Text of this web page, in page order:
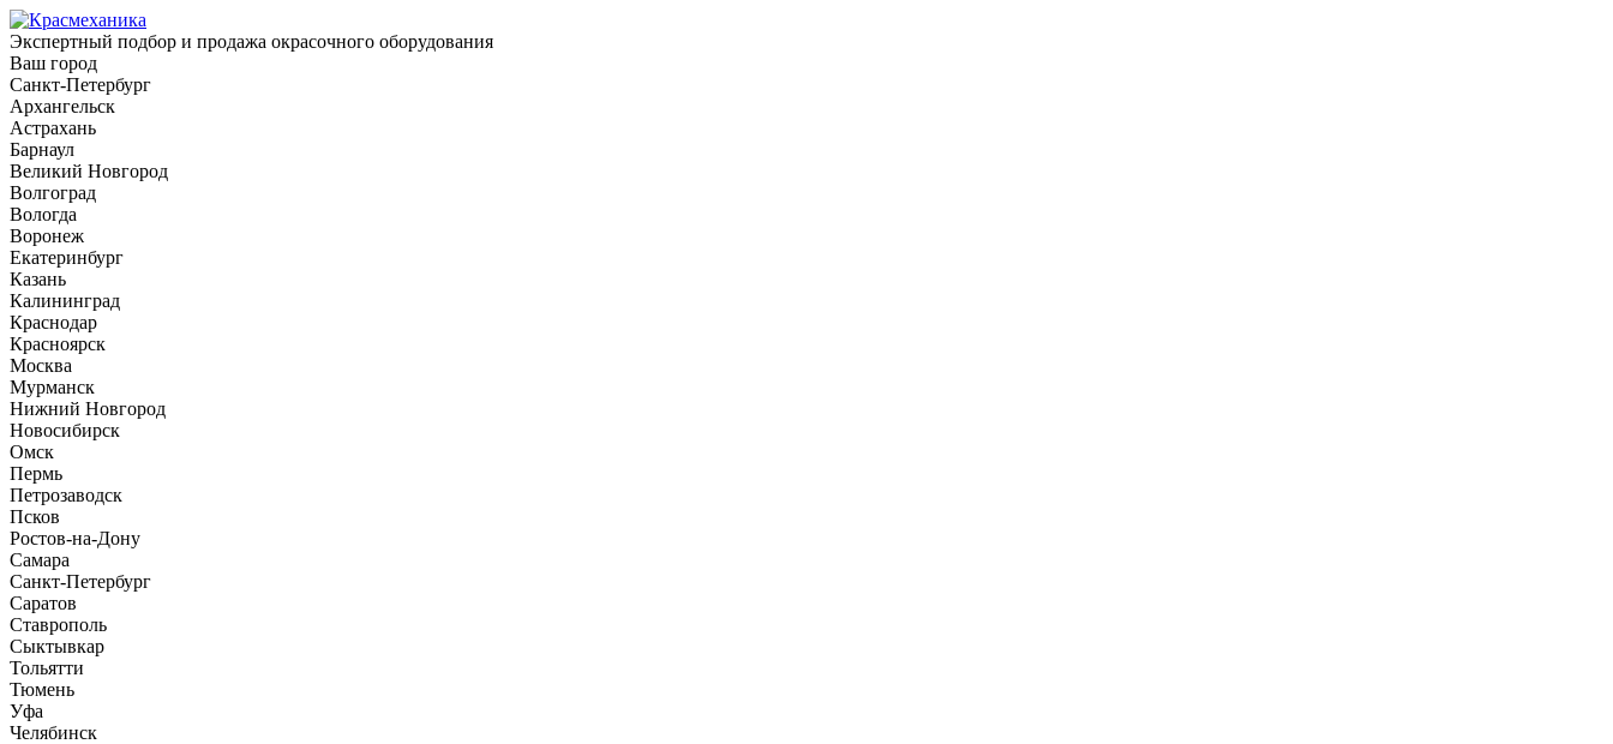
Экспертный подбор и продажа окрасочного оборудования
Ваш город
Санкт-Петербург
Архангельск
Астрахань
Барнаул
Великий Новгород
Волгоград
Вологда
Воронеж
Екатеринбург
Казань
Калининград
Краснодар
Красноярск
Москва
Мурманск
Нижний Новгород
Новосибирск
Омск
Пермь
Петрозаводск
Псков
Ростов-на-Дону
Самара
Санкт-Петербург
Саратов
Ставрополь
Сыктывкар
Тольятти
Тюмень
Уфа
Челябинск